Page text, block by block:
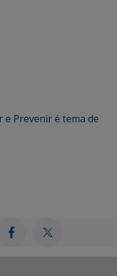
e Prevenir é tema de